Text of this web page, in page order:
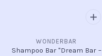
WONDERBAR
Shampoo Bar "Dream Bar –